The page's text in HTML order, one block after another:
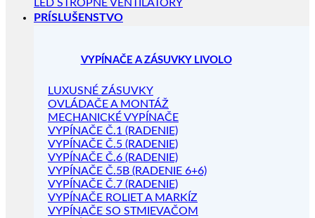
LED STROPNÉ VENTILÁTORY
PRÍSLUŠENSTVO
VYPÍNAČE A ZÁSUVKY LIVOLO
LUXUSNÉ ZÁSUVKY
OVLÁDAČE A MONTÁŽ
MECHANICKÉ VYPÍNAČE
VYPÍNAČE Č.1 (RADENIE)
VYPÍNAČE Č.5 (RADENIE)
VYPÍNAČE Č.6 (RADENIE)
VYPÍNAČE Č.5B (RADENIE 6+6)
VYPÍNAČE Č.7 (RADENIE)
VYPÍNAČE ROLIET A MARKÍZ
VYPÍNAČE SO STMIEVAČOM